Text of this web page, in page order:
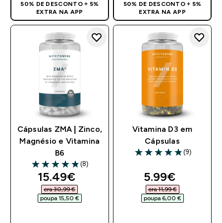
50% DE DESCONTO + 5%
EXTRA NA APP
50% DE DESCONTO + 5%
EXTRA NA APP
Cápsulas ZMA | Zinco,
Magnésio e Vitamina
B6
4.88 out of 5 stars
(8)
discounted price
15.49€‎
era 30,99 €‎
poupa 15,50 €‎
Vitamina D3 em
Cápsulas
4.89 out of 5 stars
(9)
discounted
5.99€‎
era 11,99 €‎
poupa 6,00 €‎